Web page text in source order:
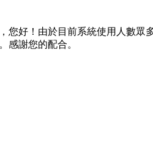
您好！由於目前系統使用人數眾
感謝您的配合。